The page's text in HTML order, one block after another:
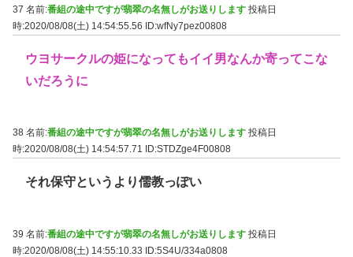
37 名前:番組の途中ですが翡翠の名無しがお送りします 投稿日
時:2020/08/08(土) 14:54:55.56 ID:wfNy7pez00808
ウヨサークルの姫になってもイイ男なんか寄ってこな
いだろうに
38 名前:番組の途中ですが翡翠の名無しがお送りします 投稿日
時:2020/08/08(土) 14:54:57.71
ID:STDZge4F00808
それ保守というより儒教っぽい
39 名前:番組の途中ですが翡翠の名無しがお送りします 投稿日
時:2020/08/08(土) 14:55:10.33
ID:5S4U/334a0808